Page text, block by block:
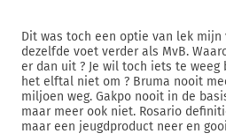
Dit was toch een optie van lek mijn
dezelfde voet verder als MvB.
er dan uit ? Je wil toch iets te weeg
het elftal niet om ? Bruma nooit
miljoen weg. Gakpo nooit in de
maar meer ook niet. Rosario
maar een jeugdproduct neer en